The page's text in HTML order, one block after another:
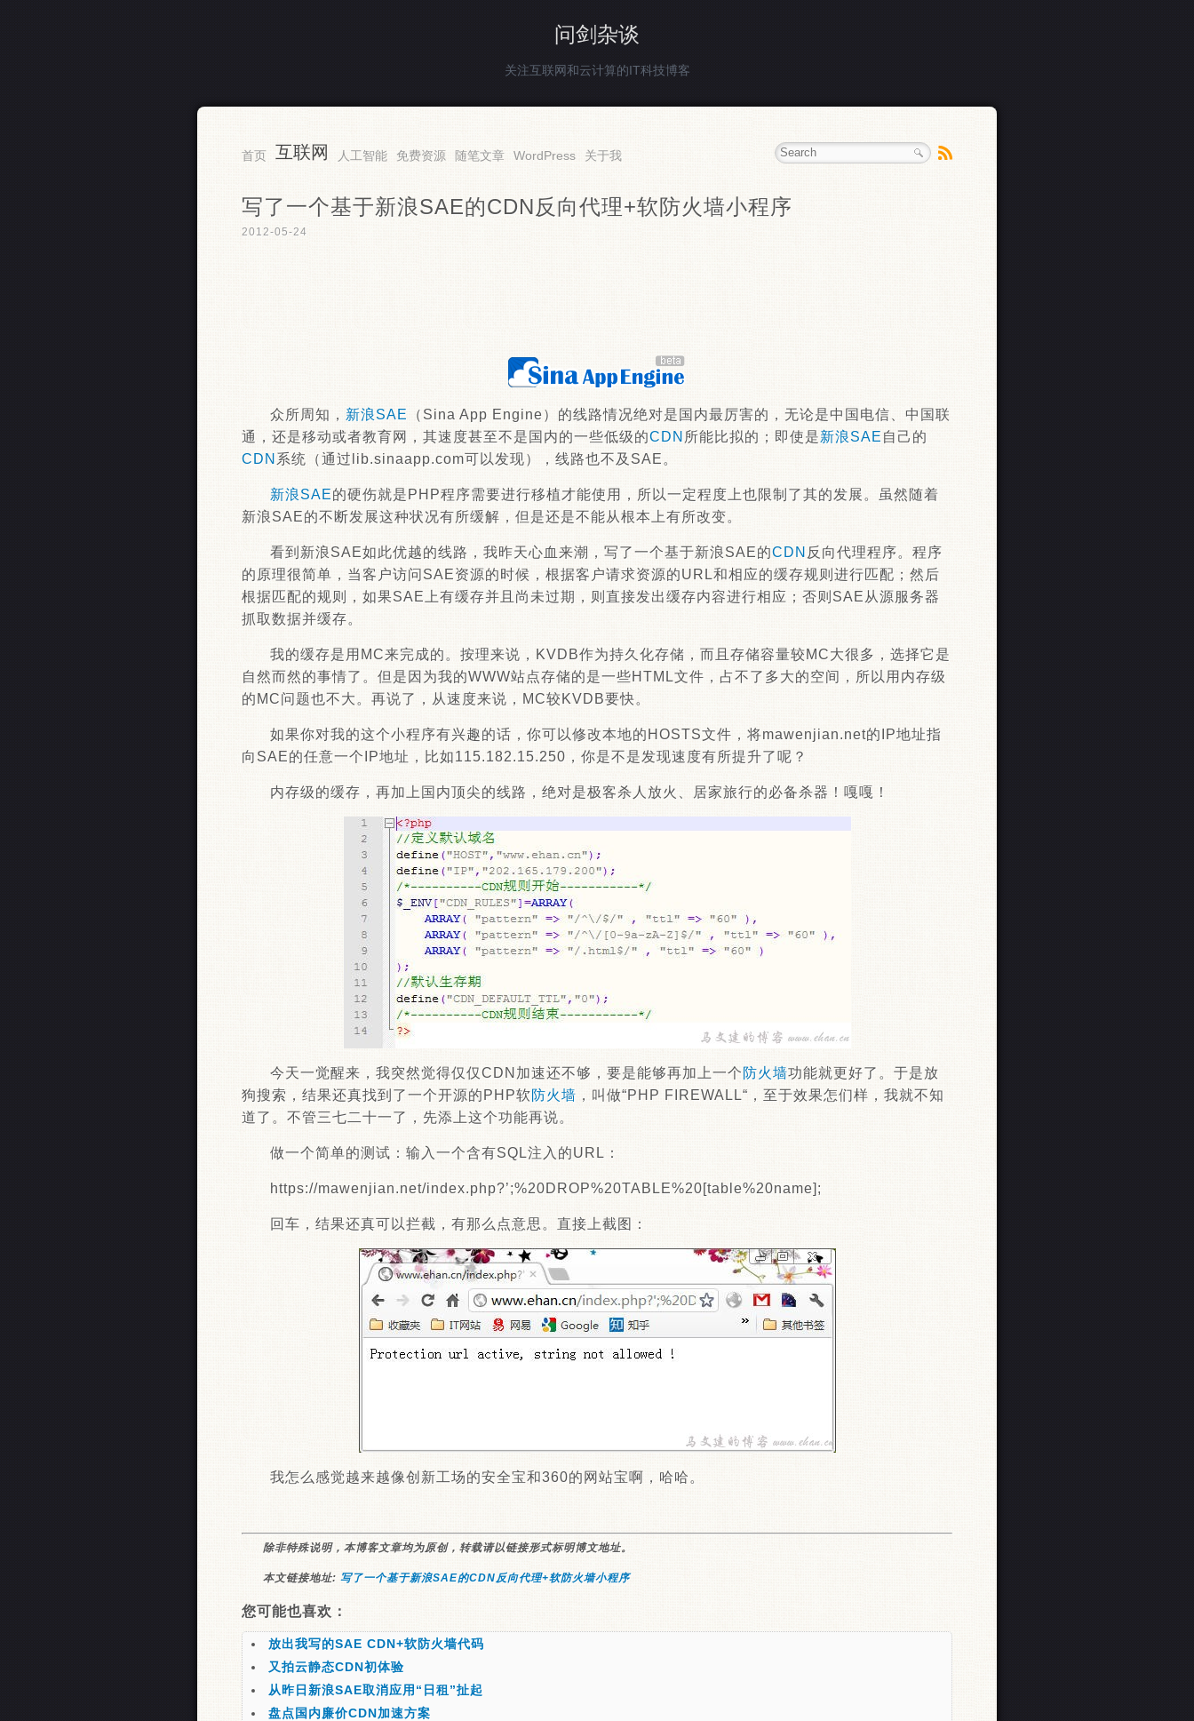
问剑杂谈
关注互联网和云计算的IT科技博客
首页 互联网 人工智能 免费资源 随笔文章 WordPress 关于我
写了一个基于新浪SAE的CDN反向代理+软防火墙小程序
2012-05-24
众所周知， 新浪SAE
（Sina App Engine）的线路情况绝对是国内最厉害的，无论是中国电信、中国联
通，还是移动或者教育网，其速度甚至不是国内的一些低级的CDN 所能比拟的；即使是新浪SAE 自己的
CDN 系统（通过lib.sinaapp.com可以发现），线路也不及SAE。
新浪SAE的硬伤就是PHP程序需要进行移植才能使用，所以一定程度上也限制了其的发展。虽然随着
新浪SAE的不断发展这种状况有所缓解，但是还是不能从根本上有所改变。
看到新浪SAE如此优越的线路，我昨天心血来潮，写了一个基于新浪SAE的CDN 反向代理程序。程序
的原理很简单，当客户访问SAE资源的时候，根据客户请求资源的URL和相应的缓存规则进行匹配；然后
根据匹配的规则，如果SAE上有缓存并且尚未过期，则直接发出缓存内容进行相应；否则SAE从源服务器
抓取数据并缓存。
我的缓存是用MC来完成的。按理来说，KVDB作为持久化存储，而且存储容量较MC大很多，选择它是
自然而然的事情了。但是因为我的WWW站点存储的是一些HTML文件，占不了多大的空间，所以用内存级
的MC问题也不大。再说了，从速度来说，MC较KVDB要快。
如果你对我的这个小程序有兴趣的话，你可以修改本地的HOSTS文件，将mawenjian.net的IP地址指
向SAE的任意一个IP地址，比如115.182.15.250，你是不是发现速度有所提升了呢？
内存级的缓存，再加上国内顶尖的线路，绝对是极客杀人放火、居家旅行的必备杀器！嘎嘎！
今天一觉醒来，我突然觉得仅仅CDN加速还不够，要是能够再加上一个 防火墙功能就更好了。于是放
狗搜索，结果还真找到了一个开源的PHP软防火墙 ，叫做“PHP FIREWALL“，至于效果怎们样，我就不知
道了。不管三七二十一了，先添上这个功能再说。
做一个简单的测试：输入一个含有SQL注入的URL：
https://mawenjian.net/index.php?’;%20DROP%20TABLE%20[table%20name];
回车，结果还真可以拦截，有那么点意思。直接上截图：
我怎么感觉越来越像创新工场的安全宝和360的网站宝啊，哈哈。
除非特殊说明，本博客文章均为原创，转载请以链接形式标明博文地址。
本文链接地址: 写了一个基于新浪SAE的CDN反向代理+软防火墙小程序
您可能也喜欢：
放出我写的SAE CDN+软防火墙代码
又拍云静态CDN初体验
从昨日新浪SAE取消应用“日租”扯起
盘点国内廉价CDN加速方案